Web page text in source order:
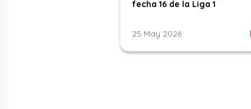
fecha 16 de la Liga 1
25 May 2026